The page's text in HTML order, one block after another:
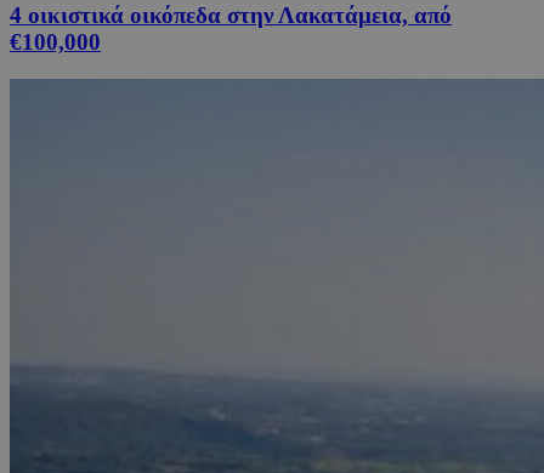
4 οικιστικά οικόπεδα στην Λακατάμεια, από
€100,000